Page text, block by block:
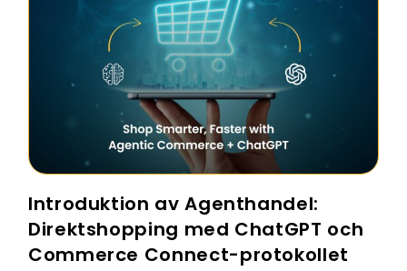
Introduktion av Agenthandel:
Direktshopping med ChatGPT och
Commerce Connect-protokollet